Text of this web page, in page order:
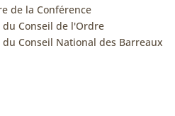
de la Conférence
Conseil de l'Ordre
Conseil National des Barreaux